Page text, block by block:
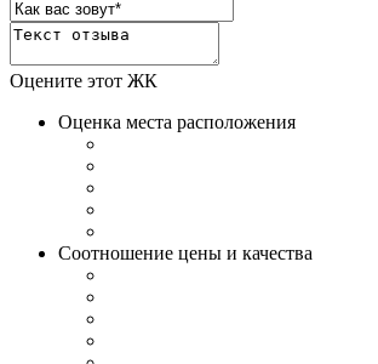
Оцените этот ЖК
Оценка места расположения
Соотношение цены и качества